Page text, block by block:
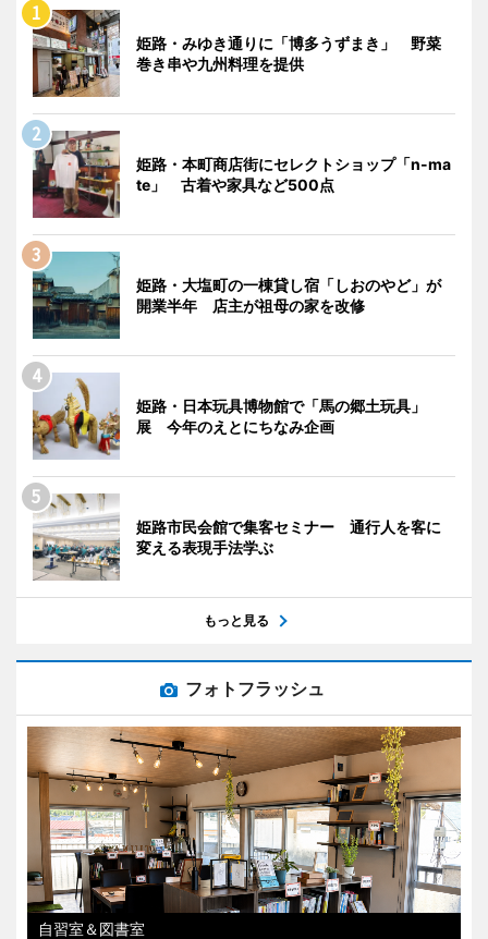
姫路・みゆき通りに「博多うずまき」 野菜
巻き串や九州料理を提供
姫路・本町商店街にセレクトショップ「n-ma
te」 古着や家具など500点
姫路・大塩町の一棟貸し宿「しおのやど」が
開業半年 店主が祖母の家を改修
姫路・日本玩具博物館で「馬の郷土玩具」
展 今年のえとにちなみ企画
姫路市民会館で集客セミナー 通行人を客に
変える表現手法学ぶ
もっと見る
フォトフラッシュ
自習室＆図書室